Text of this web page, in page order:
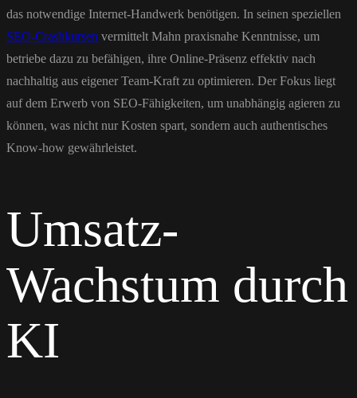
das notwendige Internet-Handwerk benötigen. In seinen speziellen
SEO-Crashkursen vermittelt Mahn praxisnahe Kenntnisse, um
betriebe dazu zu befähigen, ihre Online-Präsenz effektiv nach
nachhaltig aus eigener Team-Kraft zu optimieren. Der Fokus liegt
auf dem Erwerb von SEO-Fähigkeiten, um unabhängig agieren zu
können, was nicht nur Kosten spart, sondern auch authentisches
Know-how gewährleistet.
Umsatz-
Wachstum durch
KI